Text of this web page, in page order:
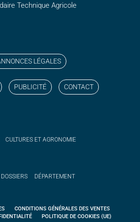
Technique Agricole
LÉGALES
PUBLICITÉ CONTACT
CULTURES ET AGRONOMIE
DOSSIERS DÉPARTEMENT
CONDITIONS GÉNÉRALES DES VENTES
POLITIQUE DE COOKIES (UE)